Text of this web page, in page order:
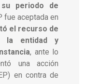
periodo de
fue aceptada en
el recurso de
la entidad y
, ante lo
una acción
en contra de